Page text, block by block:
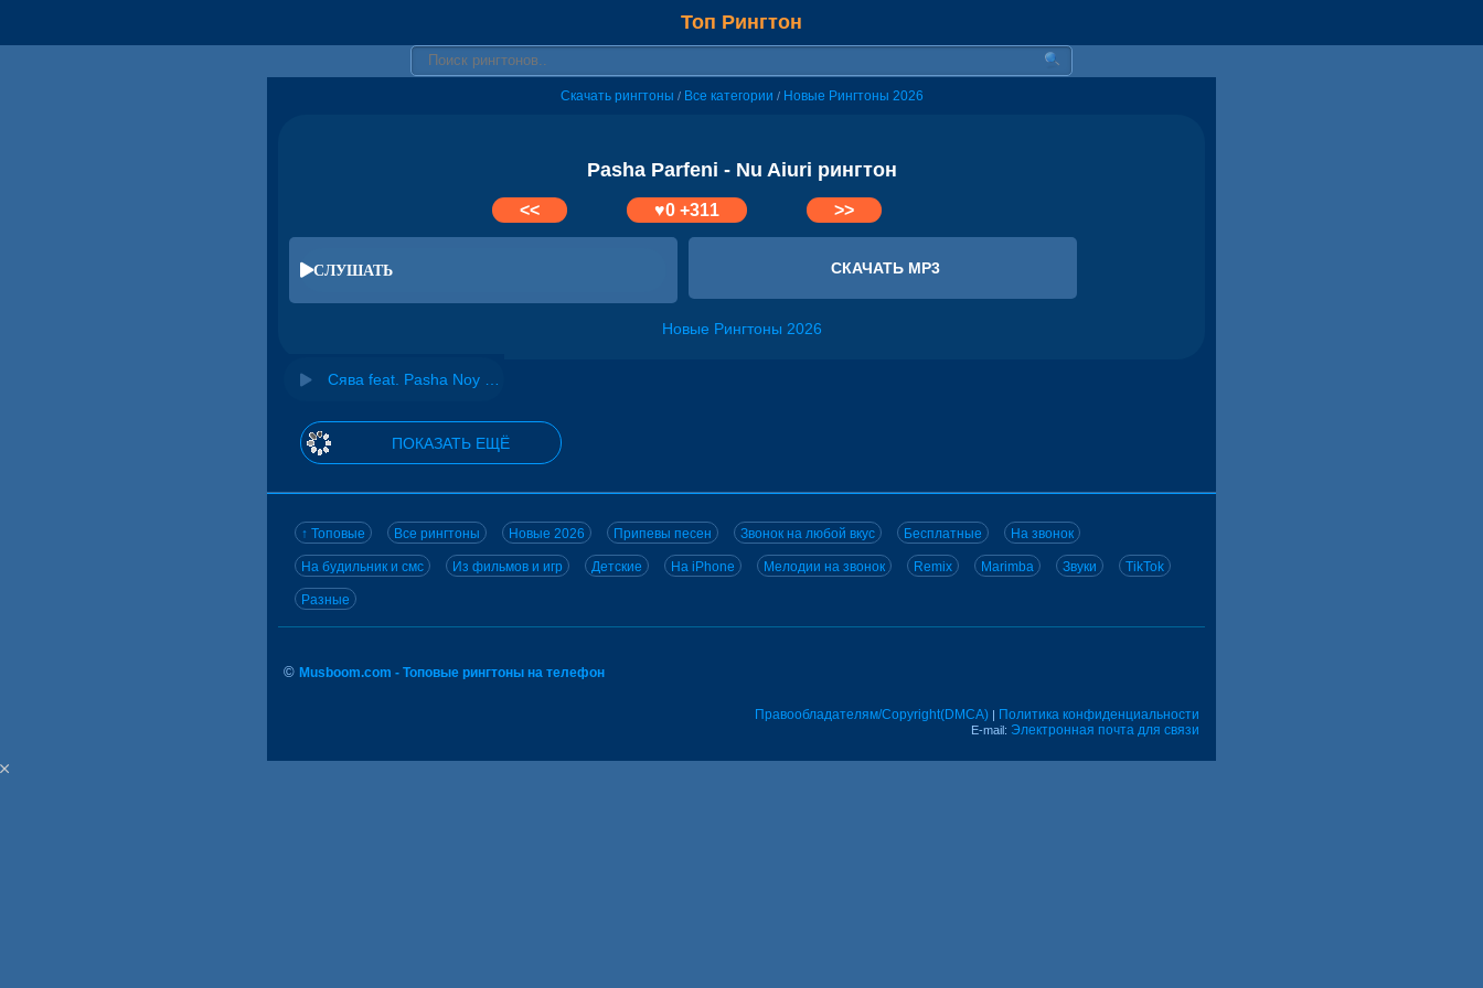
Топ Рингтон
Скачать рингтоны / Все категории / Новые Рингтоны 2026
Pasha Parfeni - Nu Aiuri рингтон
<< ♥0+311 >>
СЛУШАТЬ СКАЧАТЬ MP3
Новые Рингтоны 2026
ПОКАЗАТЬ ЕЩЁ
↑ Топовые Все рингтоны Новые 2026 Припевы песен Звонок на любой вкус Бесплатные На звонок
На будильник и смс Из фильмов и игр Детские На iPhone Мелодии на звонок Remix Marimba Звуки TikTok
Разные
© Musboom.com - Топовые рингтоны на телефон
Правообладателям/Copyright(DMCA) | Политика конфиденциальности
E-mail: Электронная почта для связи